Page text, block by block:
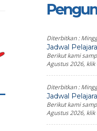
Diterbitkan :
Jadwal
Berikut kami
Agustus 2026,
Diterbitkan :
Jadwal
Berikut kami
Agustus 2026,